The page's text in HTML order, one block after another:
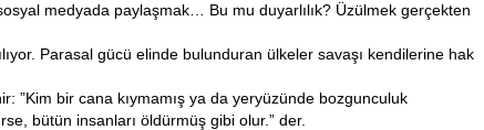
medyada paylaşmak… Bu mu duyarlılık? Üzülmek gerçekten
Parasal gücü elinde bulunduran ülkeler savaşı kendilerine hak
”Kim bir cana kıymamış ya da yeryüzünde bozgunculuk
bütün insanları öldürmüş gibi olur.” der.